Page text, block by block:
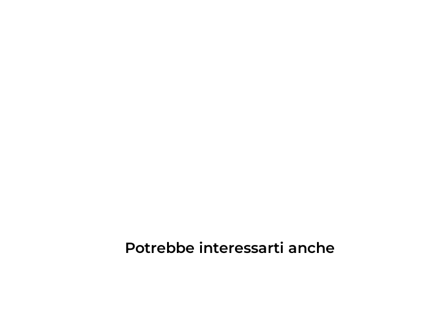
Potrebbe interessarti anche